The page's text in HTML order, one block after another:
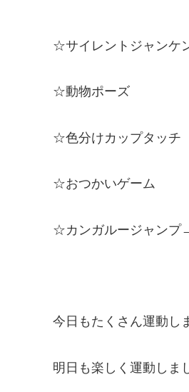
☆サイレントジャンケ
☆動物ポーズ
☆色分けカップタッチ
☆おつかいゲーム
☆カンガルージャンプ
今日もたくさん運動し
明日も楽しく運動しま